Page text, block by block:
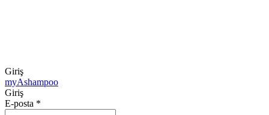
Giriş
myAshampoo
Giriş
E-posta *